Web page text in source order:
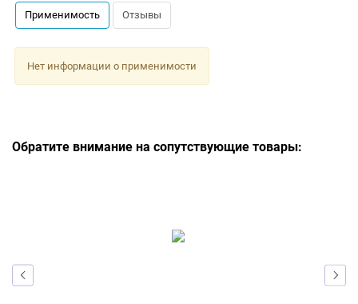
Применимость Отзывы
Нет информации о применимости
Обратите внимание на сопутствующие товары: